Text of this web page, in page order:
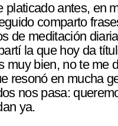
platicado antes, en
comparto
de meditación
la que hoy da
muy bien, no te me
resonó en mucha
nos pasa:
ya.